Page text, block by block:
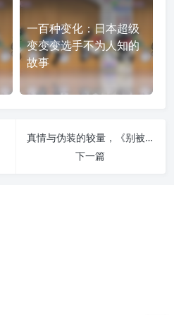
一百种变化：日本超级
变变变选手不为人知的
故事
真情与伪装的较量，《别被狼酱所欺骗》爆笑深情同时
下一篇